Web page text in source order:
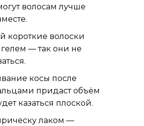
волосам лучше
короткие волоски
— так они не
косы после
придаст объём
казаться плоской.
лаком —